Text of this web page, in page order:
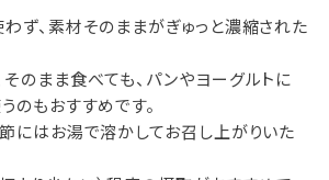
ず、素材そのままがぎゅっと濃縮された
のまま食べても、パンやヨーグルトに
のもおすすめです。
にはお湯で溶かしてお召し上がりいた